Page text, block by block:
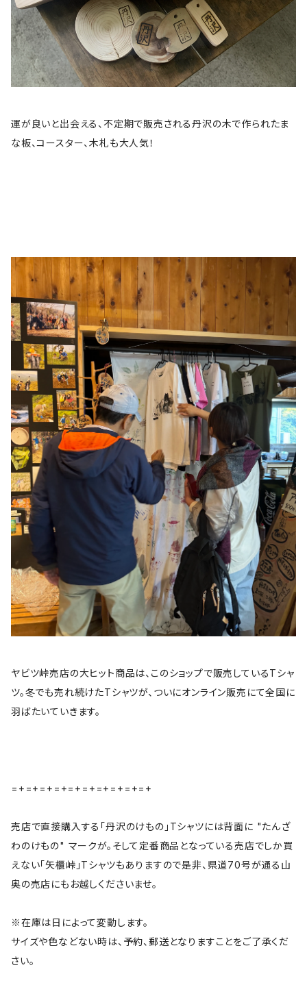
運が良いと出会える、不定期で販売される丹沢の木で作られたま
な板、コースター、木札も大人気！
ヤビツ峠売店の大ヒット商品は、このショップで販売しているTシャ
ツ。冬でも売れ続けたTシャツが、ついにオンライン販売にて全国に
羽ばたいていきます。
=+=+=+=+=+=+=+=+=+=+
売店で直接購入する「丹沢のけもの」Tシャツには背面に "たんざ
わのけもの" マークが。そして定番商品となっている売店でしか買
えない「矢櫃峠」Tシャツもありますので是非、県道70号が通る山
奥の売店にもお越しくださいませ。
※在庫は日によって変動します。
サイズや色などない時は、予約、郵送となりますことをご了承くだ
さい。